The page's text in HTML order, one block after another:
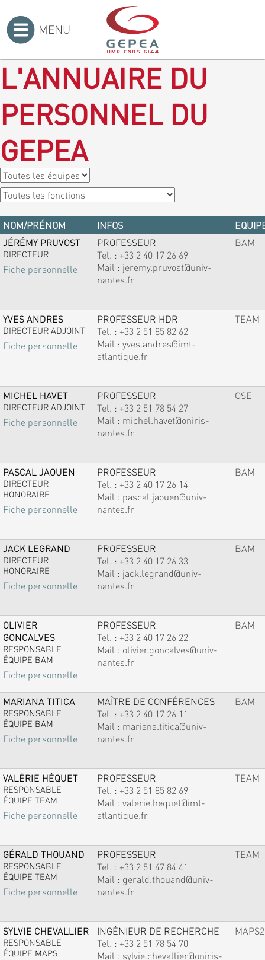
MENU
L'ANNUAIRE DU
PERSONNEL DU
GEPEA
NOM/PRÉNOM INFOS
JÉRÉMY PRUVOST
DIRECTEUR
Fiche personnelle
PROFESSEUR
Tel. : +33 2 40 17 26 69
Mail : jeremy.pruvost@univ-
nantes.fr
BAM
YVES ANDRES
DIRECTEUR ADJOINT
Fiche personnelle
PROFESSEUR HDR
Tel. : +33 2 51 85 82 62
Mail : yves.andres@imt-
atlantique.fr
TEAM
MICHEL HAVET
DIRECTEUR ADJOINT
Fiche personnelle
PROFESSEUR
Tel. : +33 2 51 78 54 27
Mail : michel.havet@oniris-
nantes.fr
OSE
PASCAL JAOUEN
DIRECTEUR
HONORAIRE
Fiche personnelle
PROFESSEUR
Tel. : +33 2 40 17 26 14
Mail : pascal.jaouen@univ-
nantes.fr
BAM
JACK LEGRAND
DIRECTEUR
HONORAIRE
Fiche personnelle
PROFESSEUR
Tel. : +33 2 40 17 26 33
Mail : jack.legrand@univ-
nantes.fr
BAM
OLIVIER
GONCALVES
RESPONSABLE
ÉQUIPE BAM
Fiche personnelle
PROFESSEUR
Tel. : +33 2 40 17 26 22
Mail : olivier.goncalves@univ-
nantes.fr
BAM
MARIANA TITICA
RESPONSABLE
ÉQUIPE BAM
Fiche personnelle
MAÎTRE DE CONFÉRENCES
Tel. : +33 2 40 17 26 11
Mail : mariana.titica@univ-
nantes.fr
BAM
VALÉRIE HÉQUET
RESPONSABLE
ÉQUIPE TEAM
Fiche personnelle
PROFESSEUR
Tel. : +33 2 51 85 82 69
Mail : valerie.hequet@imt-
atlantique.fr
TEAM
GÉRALD THOUAND
RESPONSABLE
ÉQUIPE TEAM
Fiche personnelle
PROFESSEUR
Tel. : +33 2 51 47 84 41
Mail : gerald.thouand@univ-
nantes.fr
TEAM
SYLVIE CHEVALLIER
RESPONSABLE
ÉQUIPE MAPS
INGÉNIEUR DE RECHERCHE
Tel. : +33 2 51 78 54 70
Mail : sylvie.chevallier@oniris-
MAPS2